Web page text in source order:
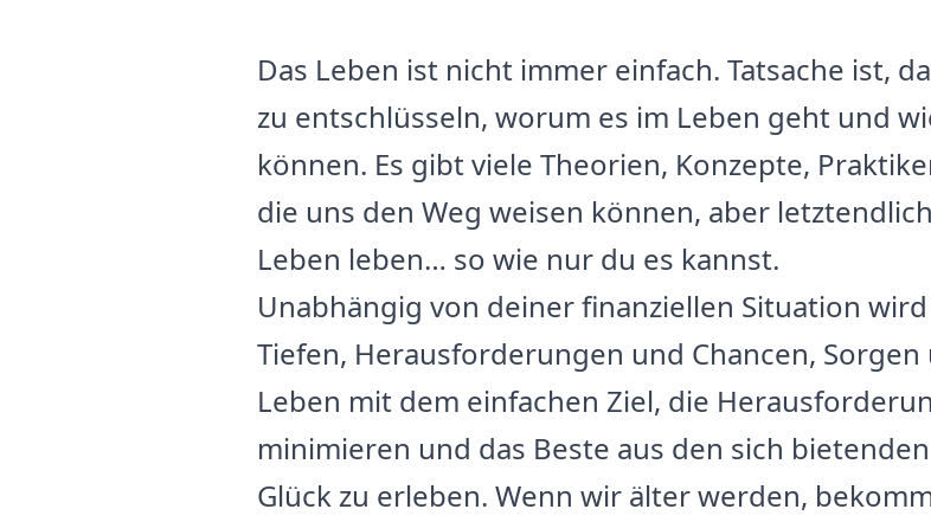
Das Leben ist nicht immer einfach. Tatsache ist,
zu entschlüsseln, worum es im Leben geht und
können. Es gibt viele Theorien, Konzepte,
die uns den Weg weisen können, aber
Leben leben… so wie nur du es kannst.
Unabhängig von deiner finanziellen Situation
Tiefen, Herausforderungen und Chancen,
Leben mit dem einfachen Ziel, die
minimieren und das Beste aus den sich
Glück zu erleben. Wenn wir älter werden,